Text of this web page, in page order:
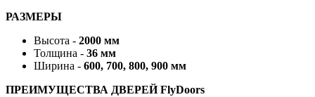
РАЗМЕРЫ
Высота - 2000 мм
Толщина - 36 мм
Ширина - 600, 700, 800, 900 мм
ПРЕИМУЩЕСТВА ДВЕРЕЙ FlyDoors